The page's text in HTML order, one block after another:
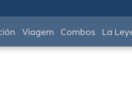
Viagem Combos La